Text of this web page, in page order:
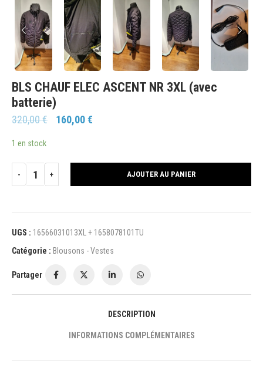
BLS CHAUF ELEC ASCENT NR 3XL (avec
batterie)
320,00€ 160,00€
1 en stock
AJOUTER AU PANIER
UGS : 16566031013XL + 1658078101TU
Catégorie : Blousons - Vestes
Partager
DESCRIPTION
INFORMATIONS COMPLÉMENTAIRES